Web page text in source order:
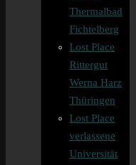
Thermalbad
Fichtelberg
Lost Place
Rittergut
Werna Harz
Thüringen
Lost Place
verlassene
Universität